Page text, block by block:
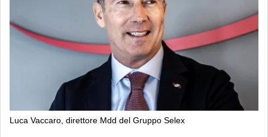
Luca Vaccaro, direttore Mdd del Gruppo Selex